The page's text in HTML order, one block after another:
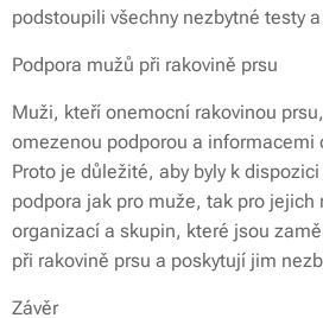
podstoupili všechny nezbytné testy
Podpora mužů při rakovině prsu
Muži, kteří onemocní rakovinou
omezenou podporou a informacemi
Proto je důležité, aby byly k
podpora jak pro muže, tak pro jejich
organizací a skupin, které jsou
při rakovině prsu a poskytují jim
Závěr